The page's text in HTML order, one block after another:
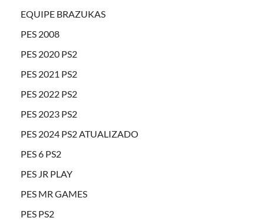
EQUIPE BRAZUKAS
PES 2008
PES 2020 PS2
PES 2021 PS2
PES 2022 PS2
PES 2023 PS2
PES 2024 PS2 ATUALIZADO
PES 6 PS2
PES JR PLAY
PES MR GAMES
PES PS2